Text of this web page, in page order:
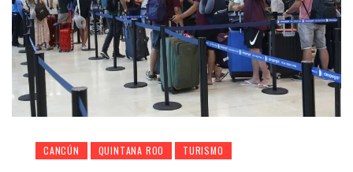
CANCÚN QUINTANA ROO TURISMO